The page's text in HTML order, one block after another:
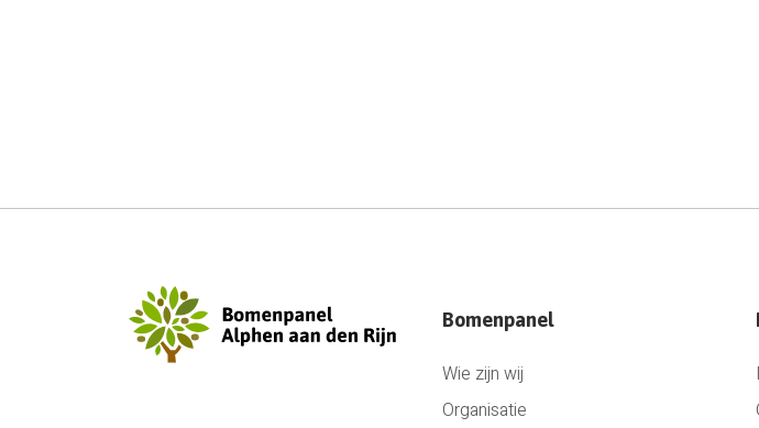
Bomenpanel
Wie zijn wij
Organisatie